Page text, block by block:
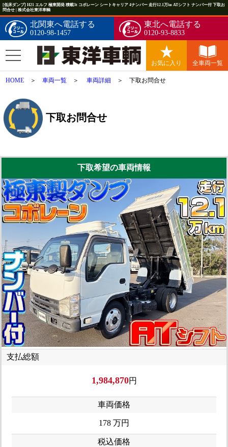
[低床ダンプ] H21 エルフ 極東開発 積載3t コボレーン シートキャリア 4ナンバー 走行12.1万㎞ ATシフト ナンバー付 下取お
問合せ | 株式会社東洋車輌
北関東へ電話する
0120-98-1457
東北へ電話する
0120-93-8833
お気に入り 全車両一覧
HOME ＞車両一覧 ＞車両詳細 ＞ 下取お問合せ
下取お問合せ
下取希望の車両情報
支払総額
1,984,870円
車両価格
178 万円
税込価格